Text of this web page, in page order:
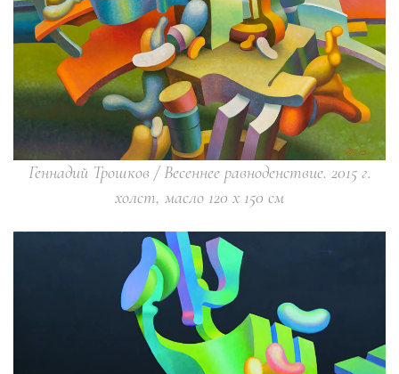
Геннадий Трошков / Весеннее равноденствие. 2015 г.
холст, масло 120 х 150 см